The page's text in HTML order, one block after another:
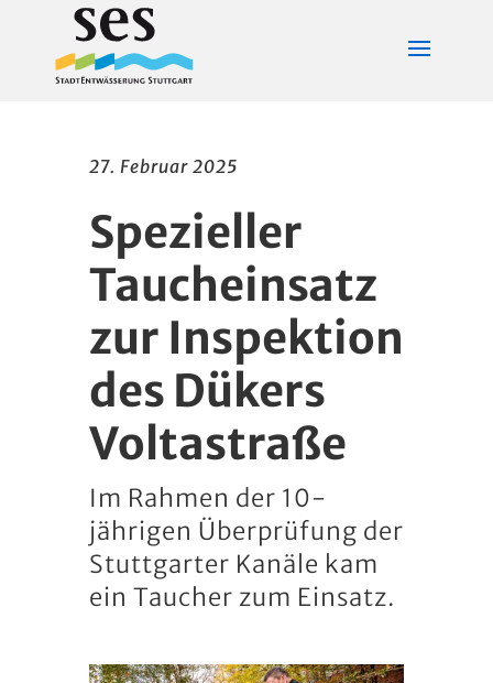
27. Februar 2025
Spezieller
Taucheinsatz
zur Inspektion
des Dükers
Voltastraße
Im Rahmen der 10-
jährigen Überprüfung der
Stuttgarter Kanäle kam
ein Taucher zum Einsatz.